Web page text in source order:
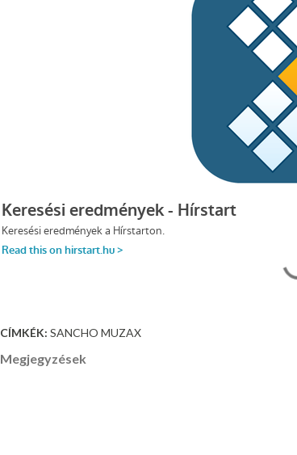
CÍMKÉK: SANCHO MUZAX
Megjegyzések